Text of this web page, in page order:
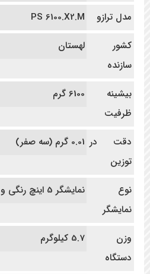
مدل ترازو
PS 6100.X2.M
کشور
سازنده
لهستان
بیشینه
ظرفیت
6100 گرم
دقت در
توزین
0.01 گرم (سه صفر)
نوع
نمایشگر
نمایشگر 5 اینچ رنگی و لمسی
وزن
دستگاه
5.7 کیلوگرم